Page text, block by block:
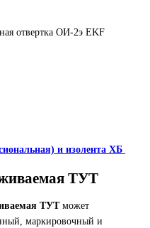
отвертка ОИ-2э EKF
и изолента ХБ
ТУТ
ТУТ может
маркировочный и